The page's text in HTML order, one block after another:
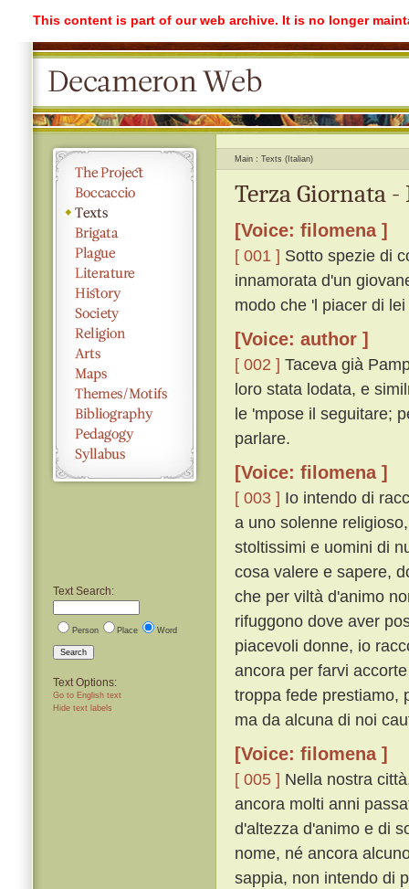
This content is part of our web archive. It is no longer
Text Search:
Person Place Word
Search
Text Options:
Go to English text
Hide text labels
Main Texts (Italian)
Terza Giornata -
[Voice: filomena ]
[ 001 ] Sotto spezie di
innamorata d'un
modo che 'l piacer di
[Voice: author ]
[ 002 ] Taceva già
loro stata lodata, e
le 'mpose il seguitare;
parlare.
[Voice: filomena ]
[ 003 ] Io intendo di
a uno solenne
stoltissimi e uomini di
cosa valere e sapere,
che per viltà d'animo
rifuggono dove aver
piacevoli donne, io
ancora per farvi
troppa fede prestiamo,
ma da alcuna di noi
[Voice: filomena ]
[ 005 ] Nella nostra
ancora molti anni
d'altezza d'animo e di
nome, né ancora
sappia, non intendo di